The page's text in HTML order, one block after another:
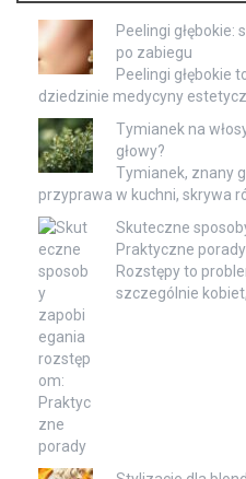
Peelingi głębokie:
po zabiegu
Peelingi głębokie
dziedzinie medycyny
Tymianek na
głowy?
Tymianek, znany
przyprawa w kuchni, skrywa
Skuteczne
Praktyczne porady
Rozstępy to
szczególnie kobiet,